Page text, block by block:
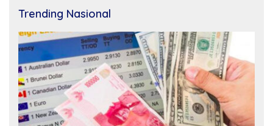
Trending Nasional